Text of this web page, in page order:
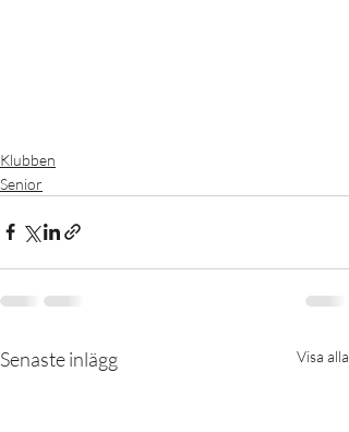
Klubben
Senior
Senaste inlägg Visa alla